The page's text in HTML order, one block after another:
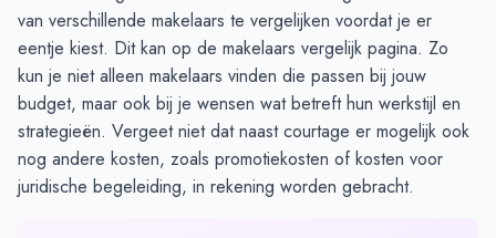
van verschillende makelaars te vergelijken voordat je er
eentje kiest. Dit kan op de makelaars vergelijk pagina. Zo
kun je niet alleen makelaars vinden die passen bij jouw
budget, maar ook bij je wensen wat betreft hun werkstijl en
strategieën. Vergeet niet dat naast courtage er mogelijk ook
nog andere kosten, zoals promotiekosten of kosten voor
juridische begeleiding, in rekening worden gebracht.